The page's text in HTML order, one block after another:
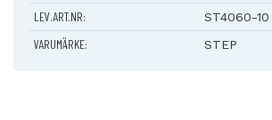
För trä- eller metallkarmar. För enkelfallås
modul.
LEV.ART.NR: ST4060-10
VARUMÄRKE: STEP